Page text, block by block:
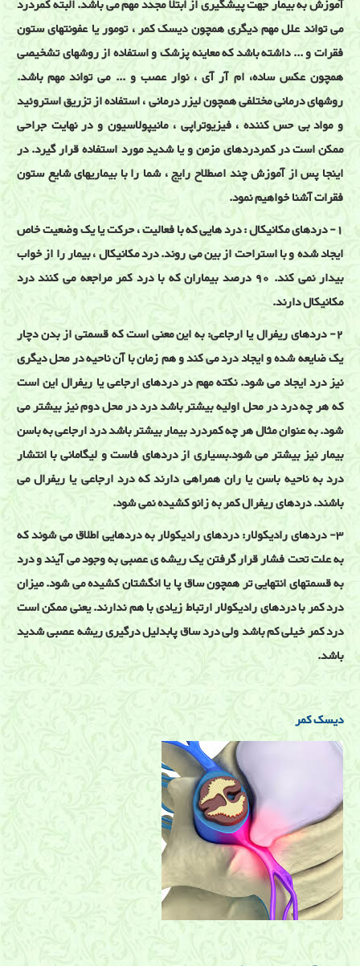
آموزش به بیمار جهت پیشگیری از ابتلا مجدد مهم می باشد. البته کمردرد
می تواند علل مهم دیگری همچون دیسک کمر ، تومور یا عفونتهای ستون
فقرات و ... داشته باشد که معاینه پزشک و استفاده از روشهای تشخیصی
همچون عکس ساده، ام آر آی ، نوار عصب و ... می تواند مهم باشد.
روشهای درمانی مختلفی همچون لیزر درمانی ، استفاده از تزریق استروئید
و مواد بی حس کننده ، فیزیوتراپی ، مانیپولاسیون و در نهایت جراحی
ممکن است در کمردردهای مزمن و یا شدید مورد استفاده قرار گیرد. در
اینجا پس از آموزش چند اصطلاح رایج ، شما را با بیماریهای شایع ستون
فقرات آشنا خواهیم نمود.
1- دردهای مکانیکال : درد هایی که با فعالیت ، حرکت یا یک وضعیت خاص
ایجاد شده و با استراحت از بین می روند. درد مکانیکال ، بیمار را از خواب
بیدار نمی کند. 90 درصد بیماران که با درد کمر مراجعه می کنند درد
مکانیکال دارند.
2- دردهای ریفرال یا ارجاعی: به این معنی است که قسمتی از بدن دچار
یک ضایعه شده و ایجاد درد می کند و هم زمان با آن ناحیه در محل دیگری
نیز درد ایجاد می شود. نکته مهم در دردهای ارجاعی یا ریفرال این است
که هر چه درد در محل اولیه بیشتر باشد درد در محل دوم نیز بیشتر می
شود. به عنوان مثال هر چه کمردرد بیمار بیشتر باشد درد ارجاعی به باسن
بیمار نیز بیشتر می شود.بسیاری از دردهای فاست و لیگامانی با انتشار
درد به ناحیه باسن یا ران همراهی دارند که درد ارجاعی یا ریفرال می
باشند. دردهای ریفرال کمر به زانو کشیده نمی شود.
3- دردهای رادیکولار: دردهای رادیکولار به دردهایی اطلاق می شوند که
به علت تحت فشار قرار گرفتن یک ریشه ی عصبی به وجود می آیند و درد
به قسمتهای انتهایی تر همچون ساق پا یا انگشتان کشیده می شود. میزان
درد کمر با دردهای رادیکولار ارتباط زیادی با هم ندارند. یعنی ممکن است
درد کمر خیلی کم باشد ولی درد ساق پابدلیل درگیری ریشه عصبی شدید
باشد.
دیسک کمر